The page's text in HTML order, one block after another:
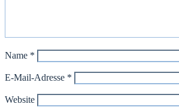
Name *
E-Mail-Adresse *
Website